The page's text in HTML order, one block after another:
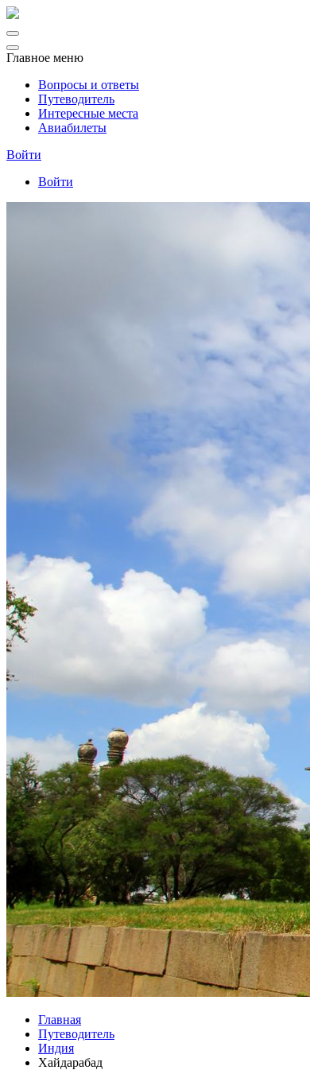
Главное меню
Вопросы и ответы
Путеводитель
Интересные места
Авиабилеты
Войти
Войти
Главная
Путеводитель
Индия
Хайдарабад